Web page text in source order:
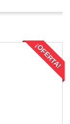
¡OFERTA!